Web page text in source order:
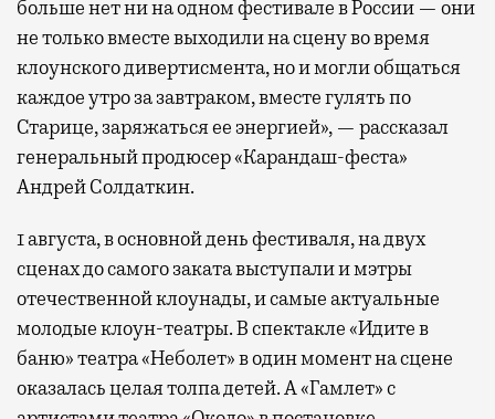
больше нет ни на одном фестивале в России — они
не только вместе выходили на сцену во время
клоунского дивертисмента, но и могли общаться
каждое утро за завтраком, вместе гулять по
Старице, заряжаться ее энергией», — рассказал
генеральный продюсер «Карандаш-феста»
Андрей Солдаткин.
1 августа, в основной день фестиваля, на двух
сценах до самого заката выступали и мэтры
отечественной клоунады, и самые актуальные
молодые клоун-театры. В спектакле «Идите в
баню» театра «Неболет» в один момент на сцене
оказалась целая толпа детей. А «Гамлет» с